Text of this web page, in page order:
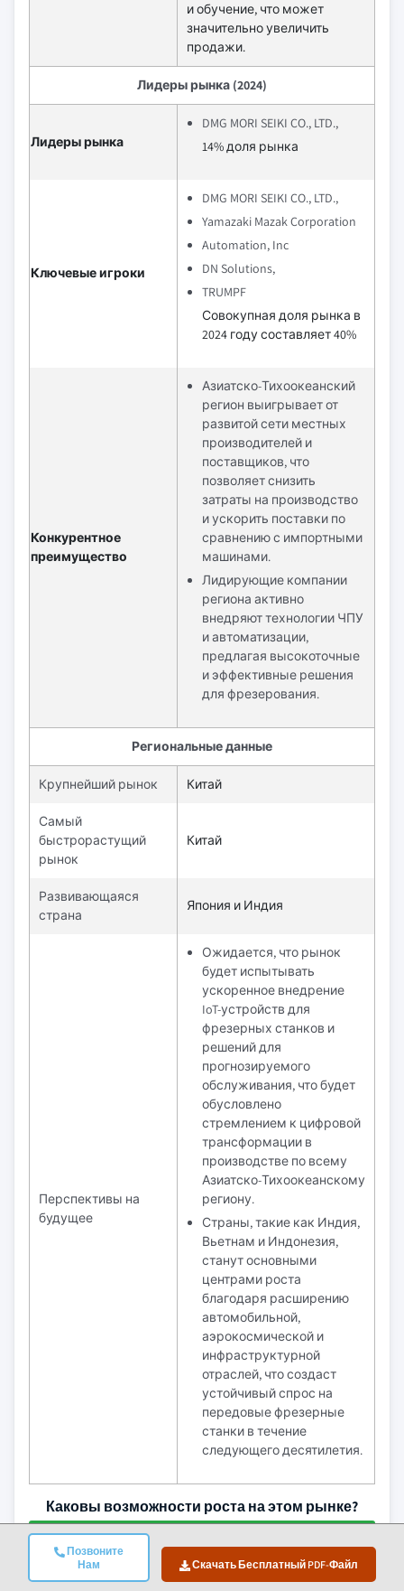
Позвоните
Нам
Скачать Бесплатный PDF-Файл
и обучение, что может
значительно увеличить
продажи.
Лидеры рынка (2024)
Лидеры рынка
DMG MORI SEIKI CO., LTD.,
14% доля рынка
Ключевые игроки
DMG MORI SEIKI CO., LTD.,
Yamazaki Mazak Corporation
Automation, Inc
DN Solutions,
TRUMPF
Совокупная доля рынка в
2024 году составляет 40%
Конкурентное
преимущество
Азиатско-Тихоокеанский
регион выигрывает от
развитой сети местных
производителей и
поставщиков, что
позволяет снизить
затраты на производство
и ускорить поставки по
сравнению с импортными
машинами.
Лидирующие компании
региона активно
внедряют технологии ЧПУ
и автоматизации,
предлагая высокоточные
и эффективные решения
для фрезерования.
Региональные данные
Крупнейший рынок Китай
Самый
быстрорастущий
рынок
Китай
Развивающаяся
страна
Япония и Индия
Перспективы на
будущее
Ожидается, что рынок
будет испытывать
ускоренное внедрение
IoT-устройств для
фрезерных станков и
решений для
прогнозируемого
обслуживания, что будет
обусловлено
стремлением к цифровой
трансформации в
производстве по всему
Азиатско-Тихоокеанскому
региону.
Страны, такие как Индия,
Вьетнам и Индонезия,
станут основными
центрами роста
благодаря расширению
автомобильной,
аэрокосмической и
инфраструктурной
отраслей, что создаст
устойчивый спрос на
передовые фрезерные
станки в течение
следующего десятилетия.
Каковы возможности роста на этом рынке?
Скачать бесплатный PDF-файл
Новости отрасли фрезерных станков в